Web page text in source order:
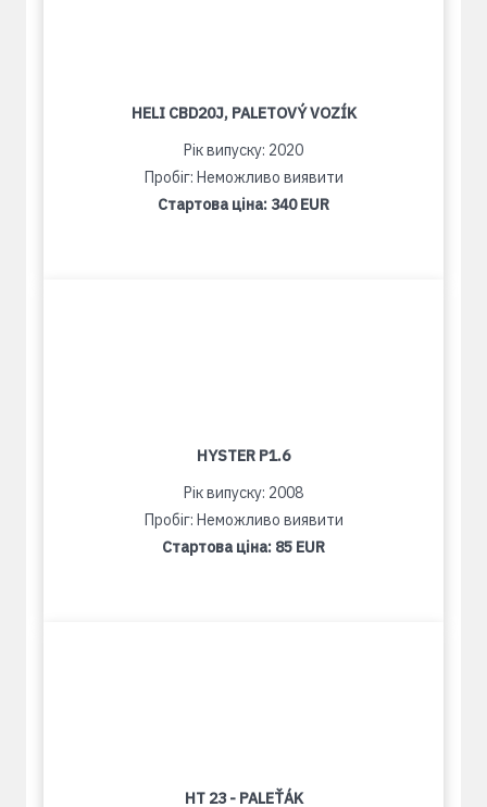
HELI CBD20J, PALETOVÝ VOZÍK
Рік випуску: 2020
Пробіг: Неможливо виявити
Стартова ціна: 340 EUR
HYSTER P1.6
Рік випуску: 2008
Пробіг: Неможливо виявити
Стартова ціна: 85 EUR
HT 23 - PALEŤÁK